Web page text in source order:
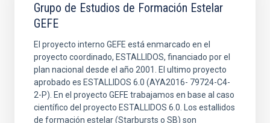
Grupo de Estudios de Formación Estelar
GEFE
El proyecto interno GEFE está enmarcado en el
proyecto coordinado, ESTALLIDOS, financiado por el
plan nacional desde el año 2001. El ultimo proyecto
aprobado es ESTALLIDOS 6.0 (AYA2016- 79724-C4-
2-P). En el proyecto GEFE trabajamos en base al caso
científico del proyecto ESTALLIDOS 6.0. Los estallidos
de formación estelar (Starbursts o SB) son